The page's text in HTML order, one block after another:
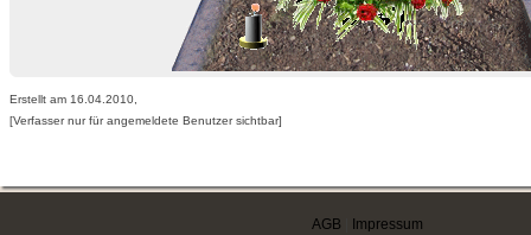
Erstellt am 16.04.2010,
[Verfasser nur für angemeldete Benutzer sichtbar]
AGB Impressum